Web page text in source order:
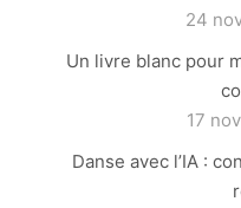
24
Un livre blanc pour
17
Danse avec l’IA :